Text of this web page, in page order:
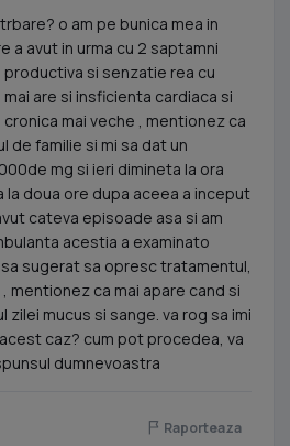
o am pe bunica mea in
a avut in urma cu 2 saptamni
si senzatie rea cu
are si insficienta cardiaca si
mai veche , mentionez ca
de familie si mi sa dat un
mg si ieri dimineta la ora
la doua ore dupa aceea a inceput
cateva episoade asa si am
acestia a examinato
sugerat sa opresc tratamentul,
mentionez ca mai apare cand si
zilei mucus si sange. va rog sa imi
caz? cum pot procedea, va
dumnevoastra
Raporteaza